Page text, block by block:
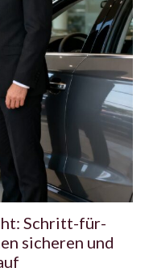
Schritt-für-
sicheren und